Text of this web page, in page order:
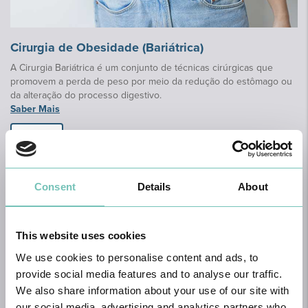
Consent Details About
This website uses cookies
We use cookies to personalise content and ads, to
provide social media features and to analyse our traffic.
We also share information about your use of our site with
Cirurgia de Obesidade (Bariátrica)
A Cirurgia Bariátrica é um conjunto de técnicas cirúrgicas que
promovem a perda de peso por meio da redução do estômago ou
da alteração do processo digestivo.
Saber Mais